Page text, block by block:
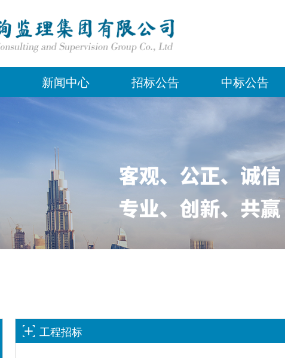
新闻中心 招标公告 中标公告
工程招标